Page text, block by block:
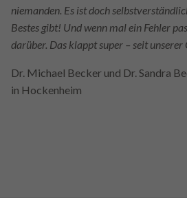
niemanden. Es ist doch
Bestes gibt! Und wenn mal ein Fehler
darüber. Das klappt super – seit
Dr. Michael Becker und Dr. Sandra
in Hockenheim